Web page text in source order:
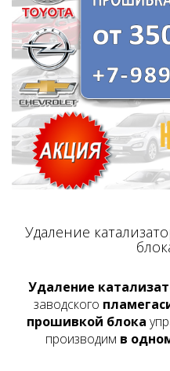
Удаление
Удаление
заводского
прошивкой блока
производим в